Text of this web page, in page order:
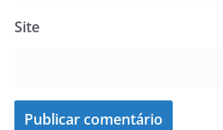
Site